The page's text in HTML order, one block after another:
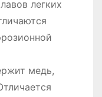
легких
медь,